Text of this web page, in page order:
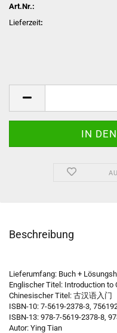
Art.Nr.:
Lieferzeit:
Beschreibung
Lieferumfang: Buch +
Englischer Titel: Introduction to
Chinesischer Titel: 古汉语入门
ISBN-10: 7-5619-2378-3,
ISBN-13: 978-7-5619-2378-8,
Autor: Ying Tian